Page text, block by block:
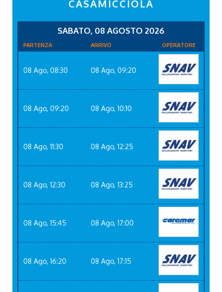
CASAMICCIOLA
SABATO, 08 AGOSTO 2026
PARTENZA ARRIVO OPERATORE
08 Ago, 08:30 08 Ago, 09:20
08 Ago, 09:20 08 Ago, 10:10
08 Ago, 11:30 08 Ago, 12:25
08 Ago, 12:30 08 Ago, 13:25
08 Ago, 15:45 08 Ago, 17:00
08 Ago, 16:20 08 Ago, 17:15